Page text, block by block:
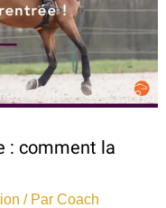
: comment la
/ Par Coach